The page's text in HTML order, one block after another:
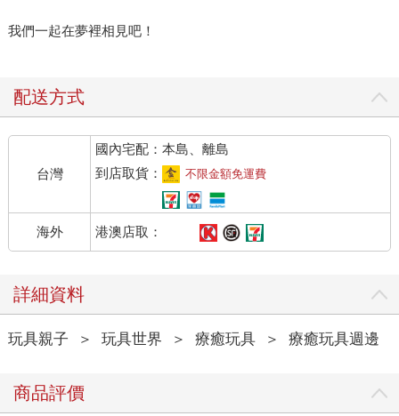
我們一起在夢裡相見吧！
配送方式
台灣
國內宅配：本島、離島
到店取貨：
不限金額免運費
海外 港澳店取：
詳細資料
玩具親子 ＞ 玩具世界 ＞ 療癒玩具 ＞ 療癒玩具週邊
商品評價